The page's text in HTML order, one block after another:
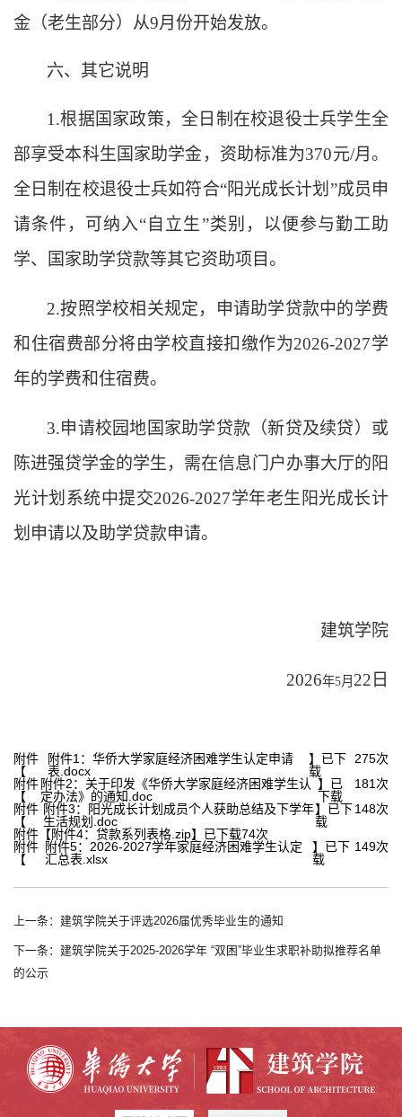
金（老生部分）从9月份开始发放。
六、其它说明
1.根据国家政策，全日制在校退役士兵学生全
部享受本科生国家助学金，资助标准为370元/月。
全日制在校退役士兵如符合“阳光成长计划”成员申
请条件，可纳入“自立生”类别，以便参与勤工助
学、国家助学贷款等其它资助项目。
2.按照学校相关规定，申请助学贷款中的学费
和住宿费部分将由学校直接扣缴作为2026-2027学
年的学费和住宿费。
3.申请校园地国家助学贷款（新贷及续贷）或
陈进强贷学金的学生，需在信息门户办事大厅的阳
光计划系统中提交2026-2027学年老生阳光成长计
划申请以及助学贷款申请。
建筑学院
2026年5月 22 日
附件
【
附件1：华侨大学家庭经济困难学生认定申请
表.docx
】已下
载
275次
附件
【
附件2：关于印发《华侨大学家庭经济困难学生认
定办法》的通知.doc
】已
下载
181 次
附件
【
附件3：阳光成长计划成员个人获助总结及下学年
生活规划.doc
】已下
载
148次
附件【附件4：贷款系列表格.zip】已下载74次
附件
【
附件5：2026-2027学年家庭经济困难学生认定
汇总表.xlsx
】已下
载
149次
上一条：建筑学院关于评选2026届优秀毕业生的通知
下一条：建筑学院关于2025-2026学年 “双困”毕业生求职补助拟推荐名单
的公示